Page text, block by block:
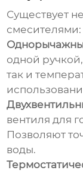
Существует
смесителями:
одной
так и
вентиля для
Позволяют
воды.